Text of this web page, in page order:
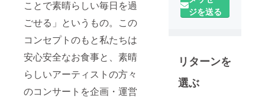
ことで素晴らしい毎日を過
ごせる」というもの。この
コンセプトのもと私たちは
安心安全なお食事と、素晴
らしいアーティストの方々
のコンサートを企画・運営
神社近くに
す。
限りなく無
添加・農薬
ジを送る
リターンを
選ぶ